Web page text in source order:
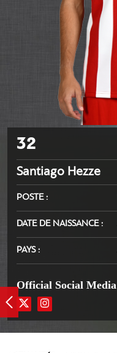
32
Santiago Hezze
POSTE
DATE DE NAISSANCE
PAYS
Official Social Media